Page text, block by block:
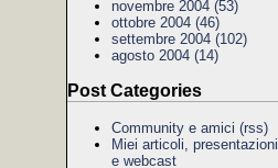
novembre 2004 (53)
ottobre 2004 (46)
settembre 2004 (102)
agosto 2004 (14)
Post Categories
Community e amici (rss)
Miei articoli, presentazioni
e webcast